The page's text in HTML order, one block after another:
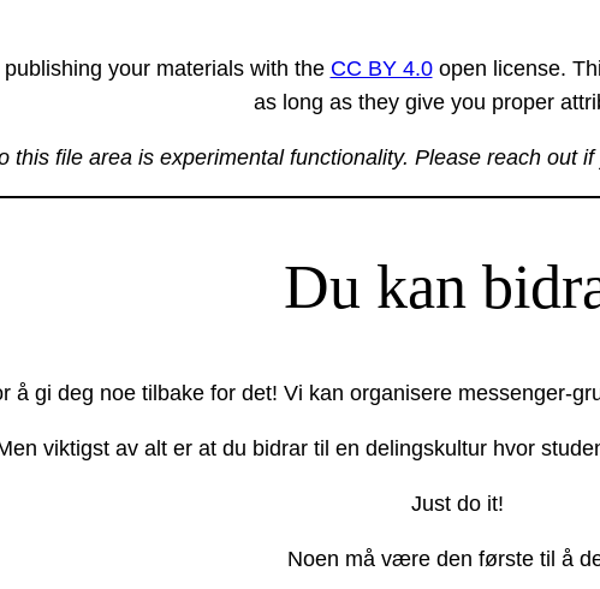
your materials with the CC BY 4.0open license.
as long as they give you proper
this file area is experimental functionality. Please reach out
Du kan
å gi deg noe tilbake for det! Vi kan organisere messenger-
viktigst av alt er at du bidrar til en delingskultur hvor
Just do it!
Noen må være den første til å